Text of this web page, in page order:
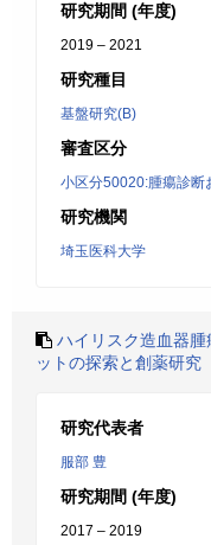
研究期間 (年度)
2019 – 2021
研究種目
基盤研究(B)
審査区分
小区分50020:腫瘍診断
研究機関
埼玉医科大学
ハイリスク造血器
ットの探索と創薬研究
研究代表者
服部 豊
研究期間 (年度)
2017 – 2019